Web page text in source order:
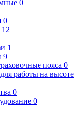
0
0
12
1
9
пояса 0
работы на высоте
0
0